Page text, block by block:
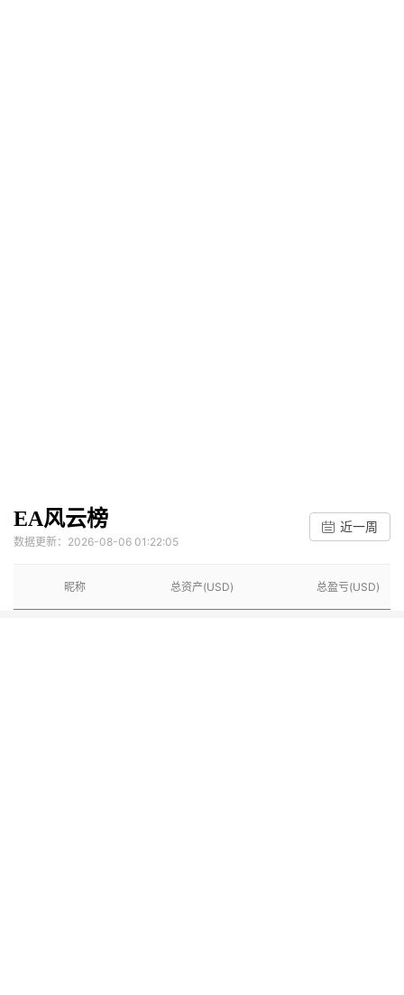
EA风云榜
数据更新：2026-08-06 01:22:05
近一周
昵称 总资产(USD) 总盈亏(USD)